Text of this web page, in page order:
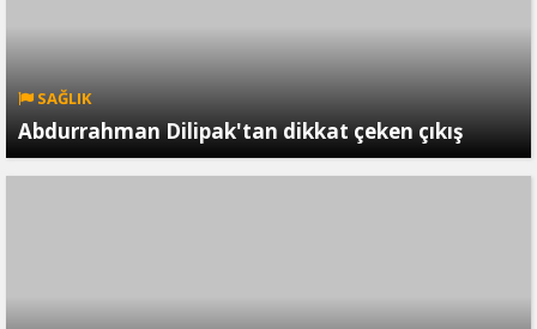
SAĞLIK
Abdurrahman Dilipak'tan dikkat çeken çıkış